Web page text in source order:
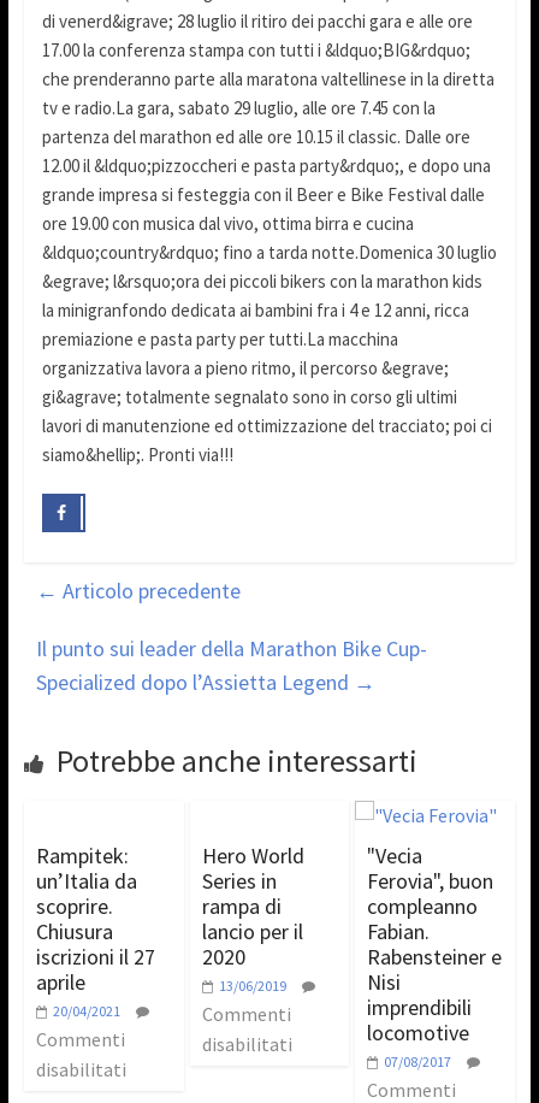
di venerd&igrave; 28 luglio il ritiro dei pacchi gara e alle ore
17.00 la conferenza stampa con tutti i &ldquo;BIG&rdquo;
che prenderanno parte alla maratona valtellinese in la diretta
tv e radio.La gara, sabato 29 luglio, alle ore 7.45 con la
partenza del marathon ed alle ore 10.15 il classic. Dalle ore
12.00 il &ldquo;pizzoccheri e pasta party&rdquo;, e dopo una
grande impresa si festeggia con il Beer e Bike Festival dalle
ore 19.00 con musica dal vivo, ottima birra e cucina
&ldquo;country&rdquo; fino a tarda notte.Domenica 30 luglio
&egrave; l&rsquo;ora dei piccoli bikers con la marathon kids
la minigranfondo dedicata ai bambini fra i 4 e 12 anni, ricca
premiazione e pasta party per tutti.La macchina
organizzativa lavora a pieno ritmo, il percorso &egrave;
gi&agrave; totalmente segnalato sono in corso gli ultimi
lavori di manutenzione ed ottimizzazione del tracciato; poi ci
siamo&hellip;. Pronti via!!!
← Articolo precedente
Il punto sui leader della Marathon Bike Cup-
Specialized dopo l’Assietta Legend →
Potrebbe anche interessarti
Rampitek:
un’Italia da
scoprire.
Chiusura
iscrizioni il 27
aprile
20/04/2021
Commenti
disabilitati
Hero World
Series in
rampa di
lancio per il
2020
13/06/2019
Commenti
disabilitati
"Vecia
Ferovia", buon
compleanno
Fabian.
Rabensteiner e
Nisi
imprendibili
locomotive
07/08/2017
Commenti